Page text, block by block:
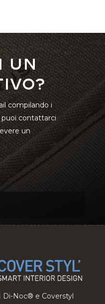
un
compilando i
contattarci
un
Di-Noc® e Coverstyl